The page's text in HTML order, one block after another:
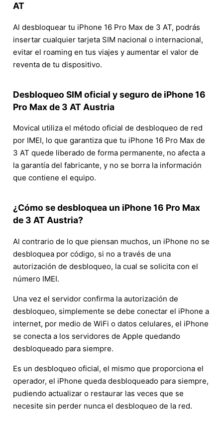
AT
Al desbloquear tu iPhone 16 Pro Max de 3 AT, podrás
insertar cualquier tarjeta SIM nacional o internacional,
evitar el roaming en tus viajes y aumentar el valor de
reventa de tu dispositivo.
Desbloqueo SIM oficial y seguro de iPhone 16
Pro Max de 3 AT Austria
Movical utiliza el método oficial de desbloqueo de red
por IMEI, lo que garantiza que tu iPhone 16 Pro Max de
3 AT quede liberado de forma permanente, no afecta a
la garantía del fabricante, y no se borra la información
que contiene el equipo.
¿Cómo se desbloquea un iPhone 16 Pro Max
de 3 AT Austria?
Al contrario de lo que piensan muchos, un iPhone no se
desbloquea por código, si no a través de una
autorización de desbloqueo, la cual se solicita con el
número IMEI.
Una vez el servidor confirma la autorización de
desbloqueo, simplemente se debe conectar el iPhone a
internet, por medio de WiFi o datos celulares, el iPhone
se conecta a los servidores de Apple quedando
desbloqueado para siempre.
Es un desbloqueo oficial, el mismo que proporciona el
operador, el iPhone queda desbloqueado para siempre,
pudiendo actualizar o restaurar las veces que se
necesite sin perder nunca el desbloqueo de la red.